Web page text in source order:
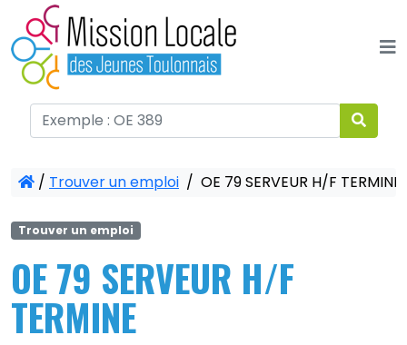
/ Trouver un emploi / OE 79 SERVEUR H/F TERMINE
Trouver un emploi
OE 79 SERVEUR H/F
TERMINE
Panneau de gestion des cookies